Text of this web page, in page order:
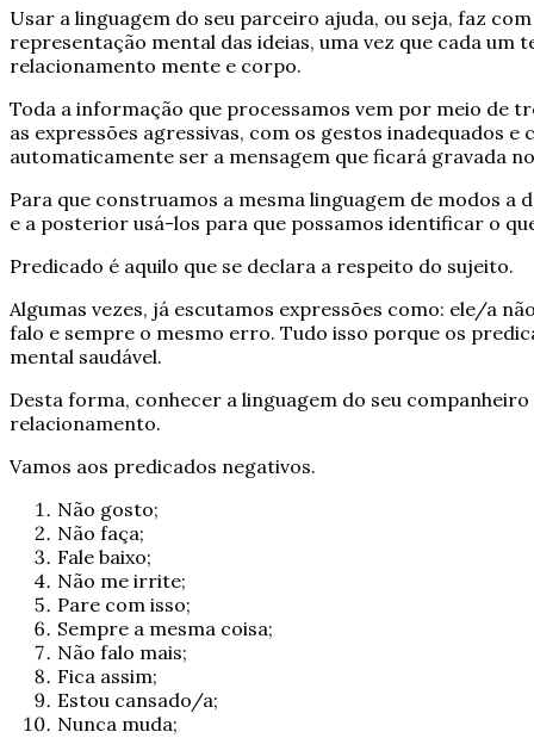
Usar a linguagem do seu parceiro ajuda, ou seja, faz
representação mental das ideias, uma vez que cada
relacionamento mente e corpo.
Toda a informação que processamos vem por meio de
as expressões agressivas, com os gestos inadequados
automaticamente ser a mensagem que ficará gravada
Para que construamos a mesma linguagem de modos a
e a posterior usá-los para que possamos identificar o
Predicado é aquilo que se declara a respeito do sujeito.
Algumas vezes, já escutamos expressões como: ele/a
falo e sempre o mesmo erro. Tudo isso porque os
mental saudável.
Desta forma, conhecer a linguagem do seu
relacionamento.
Vamos aos predicados negativos.
Não gosto;
Não faça;
Fale baixo;
Não me irrite;
Pare com isso;
Sempre a mesma coisa;
Não falo mais;
Fica assim;
Estou cansado/a;
Nunca muda;